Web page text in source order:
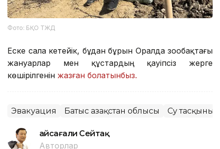
Фото: БҚО ТЖД
Еске сала кетейік, бұдан бұрын Оралда зообақтағы
жануарлар мен құстардың қауіпсіз жерге
көшірілгенін жазған болатынбыз.
Эвакуация Батыс Қазақстан облысы Су тасқыны
Ғайсағали Сейтақ
Авторлар